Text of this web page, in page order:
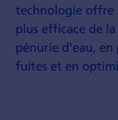
technologie offre
plus efficace de
pénurie d'eau, en
fuites et en